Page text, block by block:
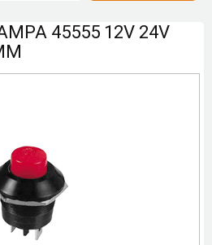
45555 12V 24V